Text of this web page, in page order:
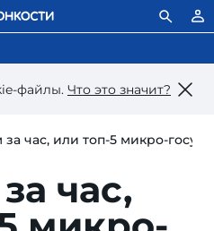
файлы. Что это значит?
час, или топ-5 микро-
час,